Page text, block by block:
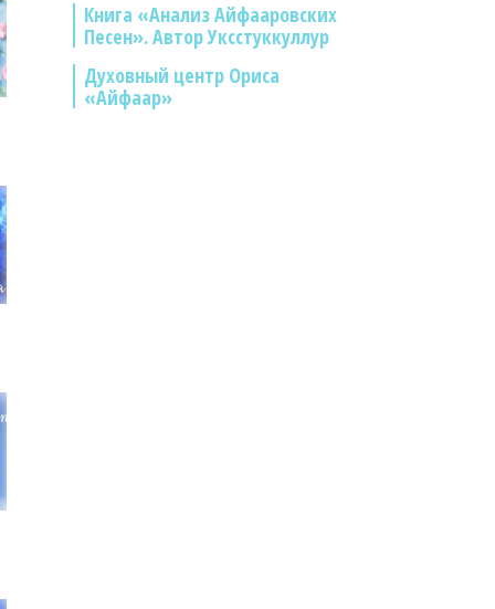
Книга «Анализ Айфааровских
Песен». Автор Уксстуккуллур
Духовный центр Ориса
«Айфаар»